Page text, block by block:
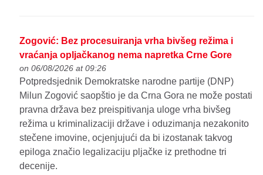
Zogović: Bez procesuiranja vrha bivšeg režima i
vraćanja opljačkanog nema napretka Crne Gore
on 06/08/2026 at 09:26
Potpredsjednik Demokratske narodne partije (DNP)
Milun Zogović saopštio je da Crna Gora ne može postati
pravna država bez preispitivanja uloge vrha bivšeg
režima u kriminalizaciji države i oduzimanja nezakonito
stečene imovine, ocjenjujući da bi izostanak takvog
epiloga značio legalizaciju pljačke iz prethodne tri
decenije.